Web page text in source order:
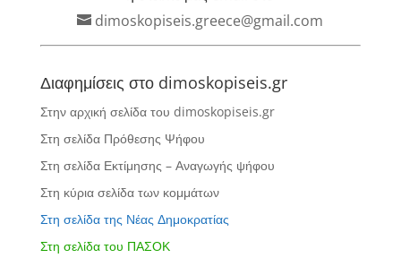
dimoskopiseis.greece@gmail.com
Διαφημίσεις στο dimoskopiseis.gr
Στην αρχική σελίδα του dimoskopiseis.gr
Στη σελίδα Πρόθεσης Ψήφου
Στη σελίδα Εκτίμησης – Αναγωγής ψήφου
Στη κύρια σελίδα των κομμάτων
Στη σελίδα της Νέας Δημοκρατίας
Στη σελίδα του ΠΑΣΟΚ